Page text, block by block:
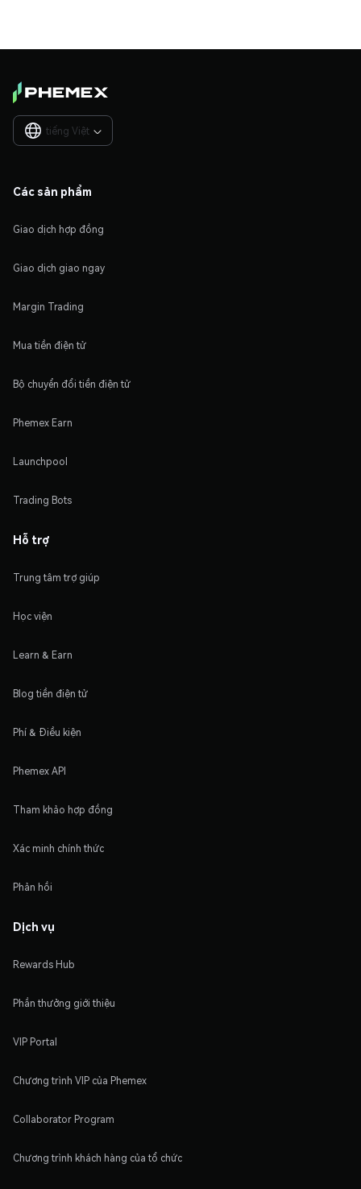
tiếng Việt 
Các sản phẩm
Giao dịch hợp đồng
Giao dịch giao ngay
Margin Trading
Mua tiền điện tử
Bộ chuyển đổi tiền điện tử
Phemex Earn
Launchpool
Trading Bots
Hỗ trợ
Trung tâm trợ giúp
Học viện
Learn & Earn
Blog tiền điện tử
Phí & Điều kiện
Phemex API
Tham khảo hợp đồng
Xác minh chính thức
Phản hồi
Dịch vụ
Rewards Hub
Phần thưởng giới thiệu
VIP Portal
Chương trình VIP của Phemex
Collaborator Program
Chương trình khách hàng của tổ chức